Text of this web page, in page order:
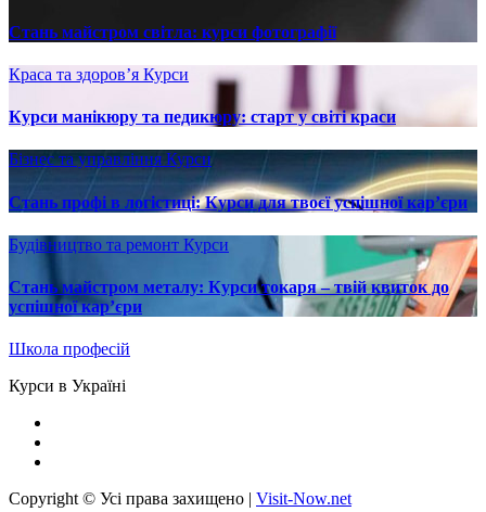
Стань майстром світла: курси фотографії
Краса та здоров’я Курси
Курси манікюру та педикюру: старт у світі краси
Бізнес та управління Курси
Стань профі в логістиці: Курси для твоєї успішної кар’єри
Будівництво та ремонт Курси
Стань майстром металу: Курси токаря – твій квиток до
успішної кар’єри
Школа професій
Курси в Україні
Copyright © Усі права захищено | Visit-Now.net